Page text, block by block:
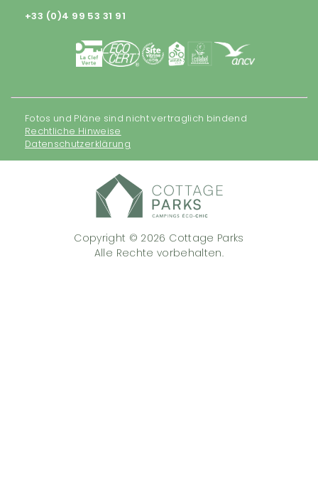
+33 (0)4 99 53 31 91
Fotos und Pläne sind nicht vertraglich bindend
Rechtliche Hinweise
Datenschutzerklärung
Copyright © 2026 Cottage Parks
Alle Rechte vorbehalten.